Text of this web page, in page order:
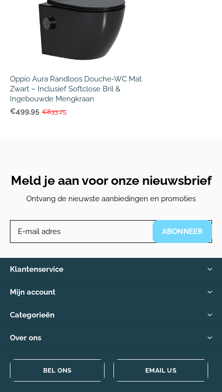
Oppio Aura Randloos Douche-WC Mat
Zwart – Inclusief Softclose Bril &
Ingebouwde Mengkraan
€499,95 €833,25
Meld je aan voor onze nieuwsbrief
Ontvang de nieuwste aanbiedingen en promoties
ABONNEER
Klantenservice
Mijn account
Categorieën
Over ons
BEL ONS EMAIL US